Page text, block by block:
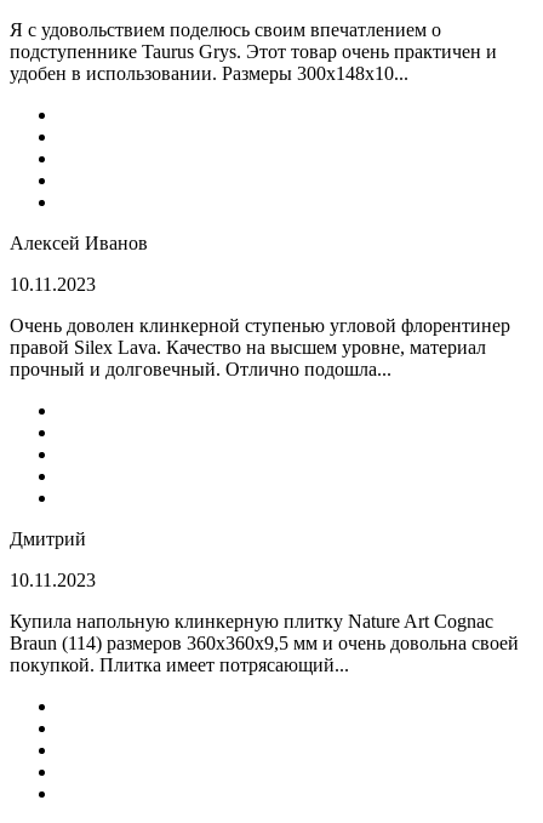
Я с удовольствием поделюсь своим впечатлением о
подступеннике Taurus Grys. Этот товар очень практичен и
удобен в использовании. Размеры 300х148х10...
Алексей Иванов
10.11.2023
Очень доволен клинкерной ступенью угловой флорентинер
правой Silex Lava. Качество на высшем уровне, материал
прочный и долговечный. Отлично подошла...
Дмитрий
10.11.2023
Купила напольную клинкерную плитку Nature Art Cognac
Braun (114) размеров 360x360x9,5 мм и очень довольна своей
покупкой. Плитка имеет потрясающий...